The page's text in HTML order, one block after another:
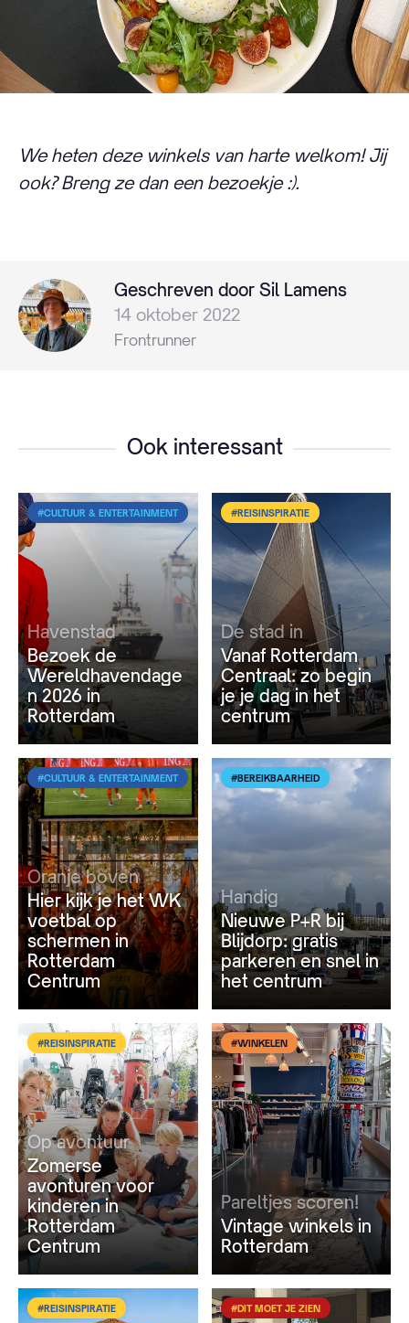
We heten deze winkels van harte welkom! Jij
ook? Breng ze dan een bezoekje :).
Geschreven door Sil Lamens
14 oktober 2022
Frontrunner
Ook interessant
#CULTUUR & ENTERTAINMENT
Havenstad
Bezoek de
Wereldhavendage
n 2026 in
Rotterdam
#REISINSPIRATIE
De stad in
Vanaf Rotterdam
Centraal: zo begin
je je dag in het
centrum
#CULTUUR & ENTERTAINMENT
Oranje boven
Hier kijk je het WK
voetbal op
schermen in
Rotterdam
Centrum
#BEREIKBAARHEID
Handig
Nieuwe P+R bij
Blijdorp: gratis
parkeren en snel in
het centrum
#REISINSPIRATIE
Op avontuur
Zomerse
avonturen voor
kinderen in
Rotterdam
Centrum
#WINKELEN
Pareltjes scoren!
Vintage winkels in
Rotterdam
#REISINSPIRATIE #DIT MOET JE ZIEN